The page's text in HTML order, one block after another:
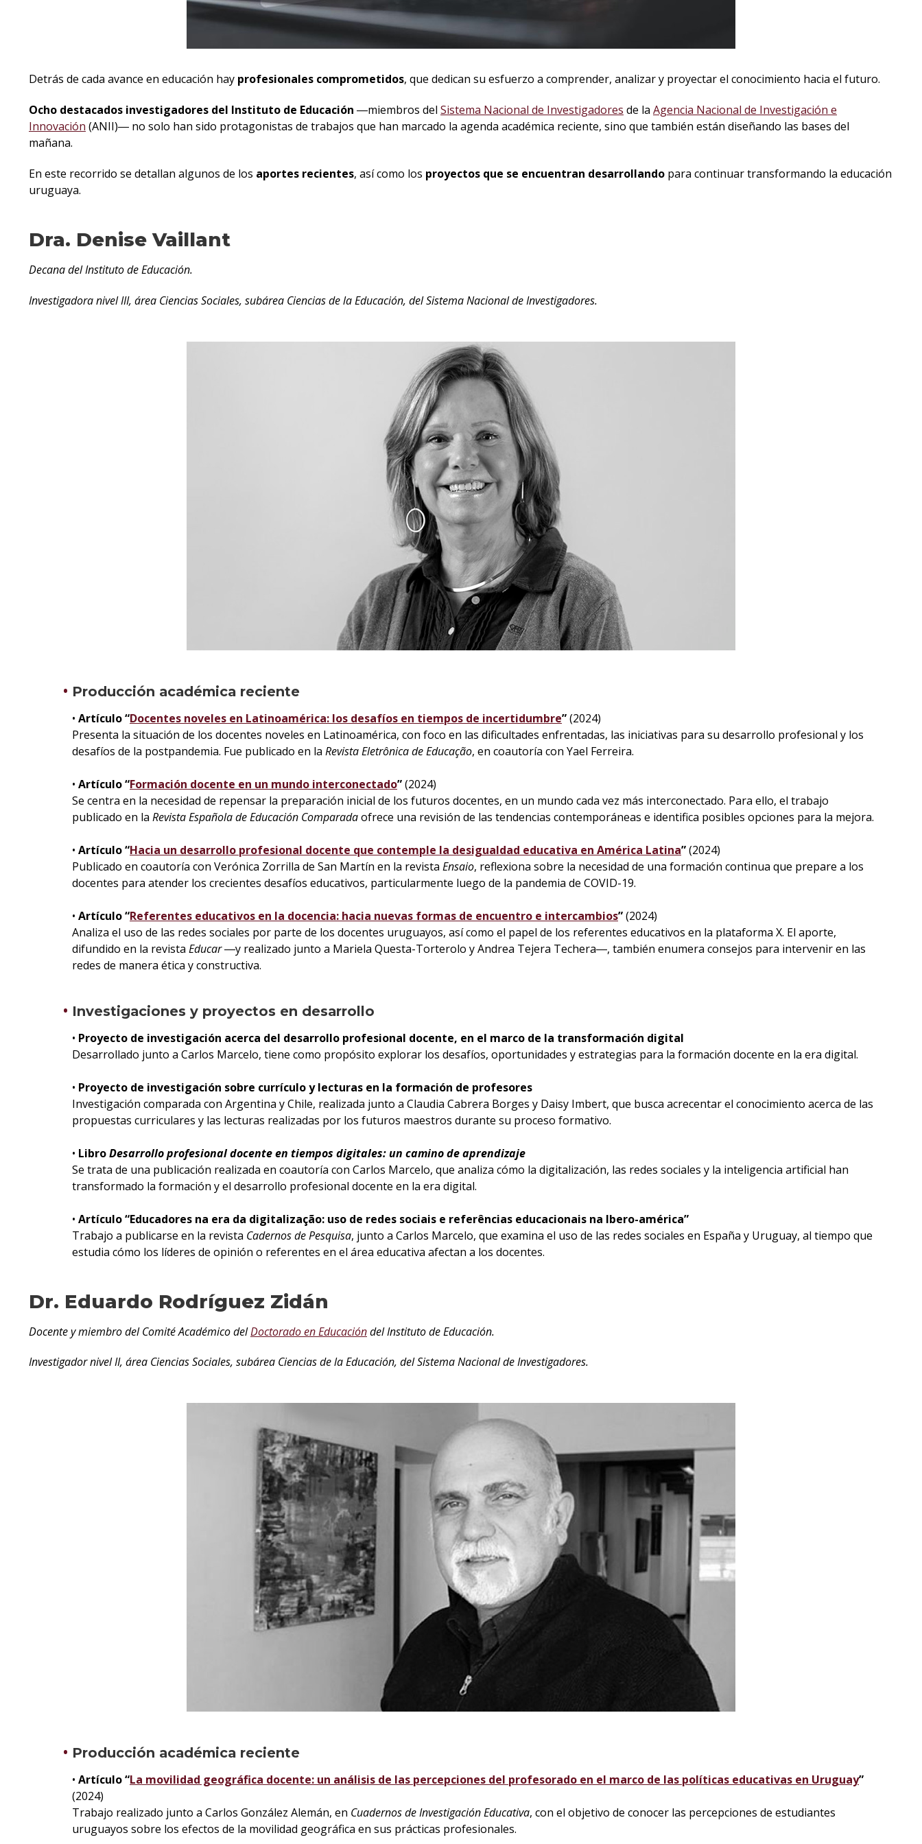
Detrás de cada avance en educación hay profesionales comprometidos, que dedican su esfuerzo a comprender, analizar y proyectar el conocimiento hacia el futuro.
Ocho destacados investigadores del Instituto de Educación ―miembros del Sistema Nacional de Investigadores de la Agencia Nacional de Investigación e
Innovación (ANII)― no solo han sido protagonistas de trabajos que han marcado la agenda académica reciente, sino que también están diseñando las bases del
mañana.
En este recorrido se detallan algunos de los aportes recientes, así como los proyectos que se encuentran desarrollando para continuar transformando la educación
uruguaya.
Dra. Denise Vaillant
Decana del Instituto de Educación.
Investigadora nivel III, área Ciencias Sociales, subárea Ciencias de la Educación, del Sistema Nacional de Investigadores.
Producción académica reciente
• Artículo “Docentes noveles en Latinoamérica: los desafíos en tiempos de incertidumbre”(2024)
Presenta la situación de los docentes noveles en Latinoamérica, con foco en las dificultades enfrentadas, las iniciativas para su desarrollo profesional y los
desafíos de la postpandemia. Fue publicado en la Revista Eletrônica de Educação, en coautoría con Yael Ferreira.
• Artículo “Formación docente en un mundo interconectado”(2024)
Se centra en la necesidad de repensar la preparación inicial de los futuros docentes, en un mundo cada vez más interconectado. Para ello, el trabajo
publicado en la Revista Española de Educación Comparadaofrece una revisión de las tendencias contemporáneas e identifica posibles opciones para la mejora.
• Artículo “Hacia un desarrollo profesional docente que contemple la desigualdad educativa en América Latina”(2024)
Publicado en coautoría con Verónica Zorrilla de San Martín en la revista Ensaio, reflexiona sobre la necesidad de una formación continua que prepare a los
docentes para atender los crecientes desafíos educativos, particularmente luego de la pandemia de COVID-19.
• Artículo “Referentes educativos en la docencia: hacia nuevas formas de encuentro e intercambios”(2024)
Analiza el uso de las redes sociales por parte de los docentes uruguayos, así como el papel de los referentes educativos en la plataforma X. El aporte,
difundido en la revista Educar―y realizado junto a Mariela Questa-Torterolo y Andrea Tejera Techera―, también enumera consejos para intervenir en las
redes de manera ética y constructiva.
Investigaciones y proyectos en desarrollo
• Proyecto de investigación acerca del desarrollo profesional docente, en el marco de la transformación digital
Desarrollado junto a Carlos Marcelo, tiene como propósito explorar los desafíos, oportunidades y estrategias para la formación docente en la era digital.
• Proyecto de investigación sobre currículo y lecturas en la formación de profesores
Investigación comparada con Argentina y Chile, realizada junto a Claudia Cabrera Borges y Daisy Imbert, que busca acrecentar el conocimiento acerca de las
propuestas curriculares y las lecturas realizadas por los futuros maestros durante su proceso formativo.
• LibroDesarrollo profesional docente en tiempos digitales: un camino de aprendizaje
Se trata de una publicación realizada en coautoría con Carlos Marcelo, que analiza cómo la digitalización, las redes sociales y la inteligencia artificial han
transformado la formación y el desarrollo profesional docente en la era digital.
• Artículo “Educadores na era da digitalização: uso de redes sociais e referências educacionais na Ibero-américa”
Trabajo a publicarse en la revista Cadernos de Pesquisa, junto a Carlos Marcelo, que examina el uso de las redes sociales en España y Uruguay, al tiempo que
estudia cómo los líderes de opinión o referentes en el área educativa afectan a los docentes.
Dr. Eduardo Rodríguez Zidán
Docente y miembro del Comité Académico delDoctorado en Educacióndel Instituto de Educación.
Investigador nivel II, área Ciencias Sociales, subárea Ciencias de la Educación, del Sistema Nacional de Investigadores.
Producción académica reciente
• Artículo “La movilidad geográfica docente: un análisis de las percepciones del profesorado en el marco de las políticas educativas en Uruguay”
(2024)
Trabajo realizado junto a Carlos González Alemán, en Cuadernos de Investigación Educativa, con el objetivo de conocer las percepciones de estudiantes
uruguayos sobre los efectos de la movilidad geográfica en sus prácticas profesionales.